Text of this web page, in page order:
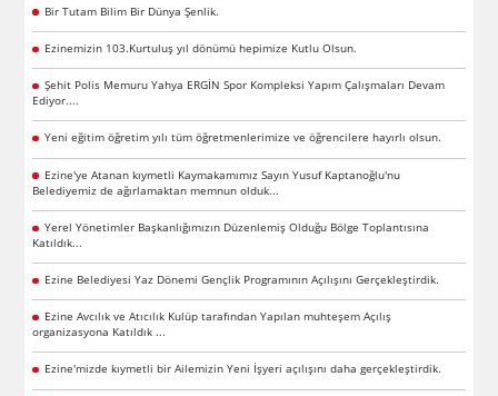
Bir Tutam Bilim Bir Dünya Şenlik.
Ezinemizin 103.Kurtuluş yıl dönümü hepimize Kutlu Olsun.
Şehit Polis Memuru Yahya ERGİN Spor Kompleksi Yapım Çalışmaları Devam
Ediyor....
Yeni eğitim öğretim yılı tüm öğretmenlerimize ve öğrencilere hayırlı olsun.
Ezine'ye Atanan kıymetli Kaymakamımız Sayın Yusuf Kaptanoğlu'nu
Belediyemiz de ağırlamaktan memnun olduk...
Yerel Yönetimler Başkanlığımızın Düzenlemiş Olduğu Bölge Toplantısına
Katıldık...
Ezine Belediyesi Yaz Dönemi Gençlik Programının Açılışını Gerçekleştirdik.
Ezine Avcılık ve Atıcılık Kulüp tarafından Yapılan muhteşem Açılış
organizasyona Katıldık ...
Ezine'mizde kıymetli bir Ailemizin Yeni İşyeri açılışını daha gerçekleştirdik.